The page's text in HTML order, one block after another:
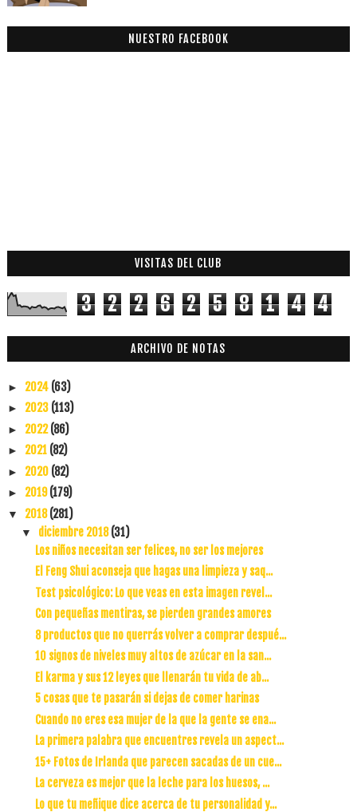
NUESTRO FACEBOOK
VISITAS DEL CLUB
3 2 2 6 2 5 8 1 4 4
ARCHIVO DE NOTAS
► 2024 (63)
► 2023 (113)
► 2022(86)
► 2021 (82)
► 2020 (82)
► 2019(179)
▼ 2018(281)
▼ diciembre 2018(31)
Los niños necesitan ser felices, no ser los mejores
El Feng Shui aconseja que hagas una limpieza y saq...
Test psicológico: Lo que veas en esta imagen revel...
Con pequeñas mentiras, se pierden grandes amores
8 productos que no querrás volver a comprar despué...
10 signos de niveles muy altos de azúcar en la san...
El karma y sus 12 leyes que llenarán tu vida de ab...
5 cosas que te pasarán si dejas de comer harinas
Cuando no eres esa mujer de la que la gente se ena...
La primera palabra que encuentres revela un aspect...
15+ Fotos de Irlanda que parecen sacadas de un cue...
La cerveza es mejor que la leche para los huesos, ...
Lo que tu meñique dice acerca de tu personalidad y...